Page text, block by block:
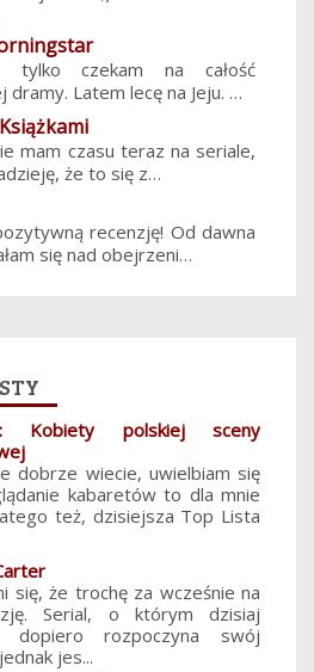
tylko czekam na całość
dramy. Latem lecę na Jeju. …
mam czasu teraz na seriale,
że to się z…
recenzję! Od dawna
się nad obejrzeni…
Kobiety polskiej sceny
dobrze wiecie, uwielbiam się
kabaretów to dla mnie
też, dzisiejsza Top Lista
się, że trochę za wcześnie na
Serial, o którym dzisiaj
dopiero rozpoczyna swój
jes...